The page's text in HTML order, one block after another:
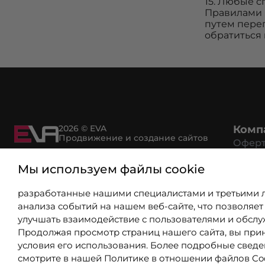
Правилами
путем
2026 © EVA
Продвижение и создание сайтов
Мы используем файлы cookie
разработанные нашими специалистами и третьими
анализа событий на нашем веб-сайте, что
улучшать взаимодействие с пользователями и
Продолжая просмотр страниц нашего сайта, вы
условия его использования. Более подробные
смотрите в нашей Политике в отношении файлов